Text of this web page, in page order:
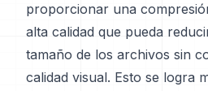
proporcionar una
alta calidad que pueda
tamaño de los archivos sin
calidad visual. Esto se logra